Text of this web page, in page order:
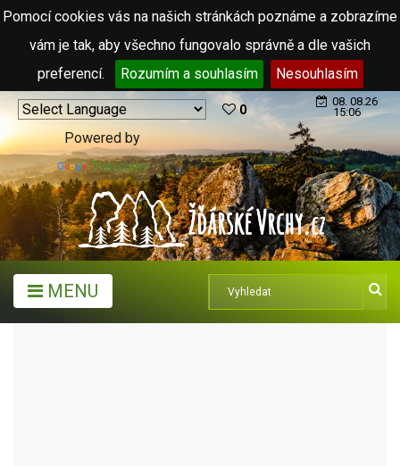
Pomocí cookies vás na našich stránkách poznáme a zobrazíme
vám je tak, aby všechno fungovalo správně a dle vašich
preferencí.
Rozumím a souhlasím Nesouhlasím
Powered by
Translate
0
08. 08.26
15:06
MENU